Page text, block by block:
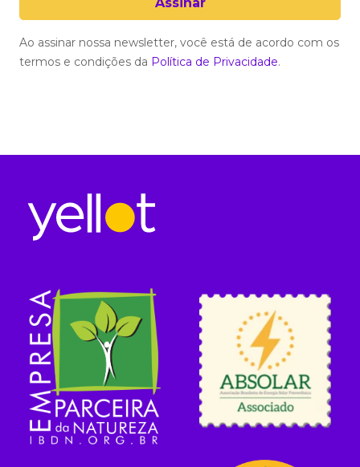
Ao assinar nossa newsletter, você está de acordo com os
termos e condições da Política de Privacidade.